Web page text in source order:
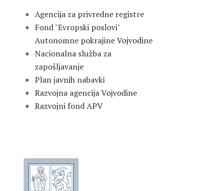
Agencija za privredne registre
Fond "Evropski poslovi"
Autonomne pokrajine Vojvodine
Nacionalna služba za
zapošljavanje
Plan javnih nabavki
Razvojna agencija Vojvodine
Razvojni fond APV